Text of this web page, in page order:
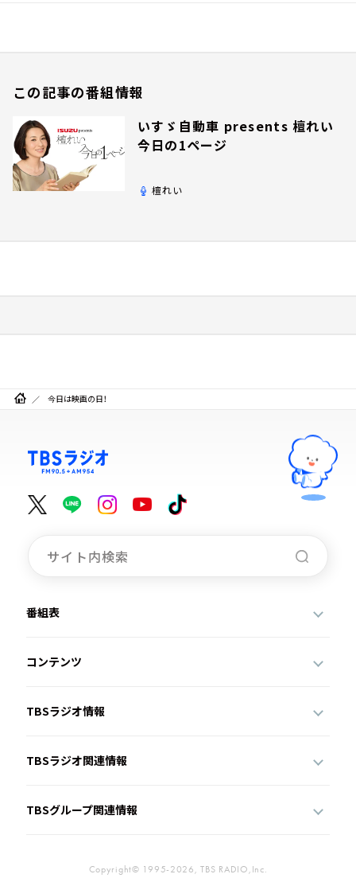
この記事の番組情報
いすゞ自動車 presents 檀れい
今日の1ページ
檀れい
今日は映画の日！
番組表
コンテンツ
TBSラジオ情報
TBSラジオ関連情報
TBSグループ関連情報
Copyright© 1995-2026, TBS RADIO,Inc.